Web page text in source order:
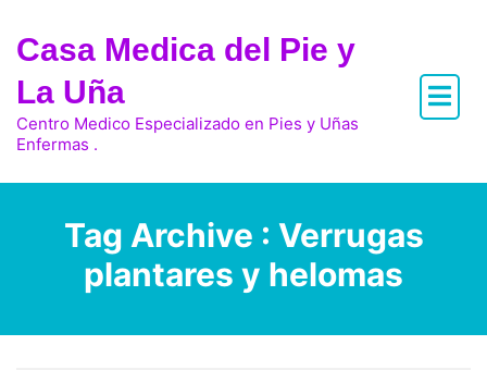
content
Casa Medica del Pie y
La Uña
Centro Medico Especializado en Pies y Uñas
Enfermas .
Tag Archive : Verrugas
plantares y helomas